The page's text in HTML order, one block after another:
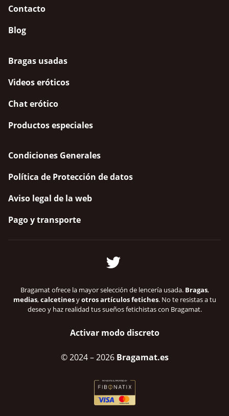
Contacto
Blog
Bragas usadas
Videos eróticos
Chat erótico
Productos especiales
Condiciones Generales
Política de Protección de datos
Aviso legal de la web
Pago y transporte
Bragamat ofrece la mayor selección de lencería usada. Bragas,
medias,calcetinesyotros artículos fetiches. No te resistas a tu
deseo y haz realidad tus sueños fetichistas con Bragamat.
Activar modo discreto
© 2024– 2026 Bragamat.es